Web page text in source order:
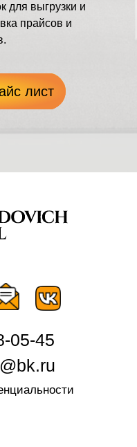
лист
для выгрузки и
прайсов и